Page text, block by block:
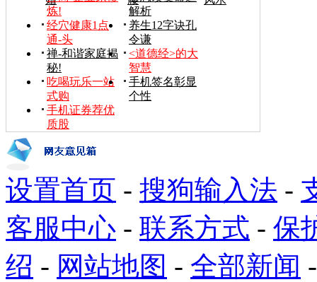
炼!
解析
经穴健康1点
通-头
养生12字诀孔
令谦
禅-和谐家庭揭
秘!
<道德经>的大
智慧
吃喝玩乐一站
式购
手机签名彰显
个性
手机证券荐优
质股
设置首页 - 搜狗输入法 -
客服中心 - 联系方式 - 保
绍 - 网站地图 - 全部新闻